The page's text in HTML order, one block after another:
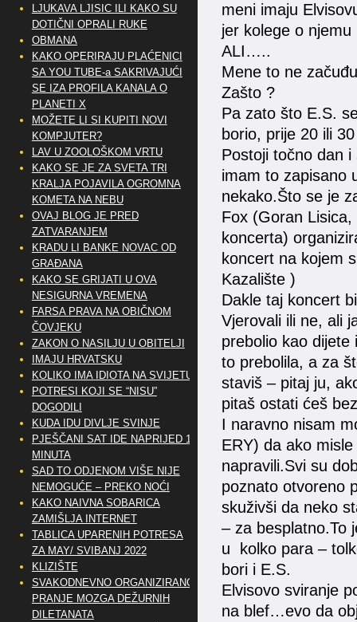
meni imaju
jer kolege o
ALI…..
Mene to ne
Zašto ?
Pa zato što E.S.
borio, prije 20 ili
Postoji točno dan
imam to zapisano
nekako.Što se je
Fox (Goran
koncerta)
koncert na kojem
Kazalište )
Dakle taj koncert
Vjerovali ili ne, ali
prebolio kao
to prebolila, a za
staviš – pitaj ju,
pitaš ostati ćeš
I naravno nisam
ERY) da ako
napravili.Svi su
poznato otvoreno
skuživši da neko
– za besplatno.To
u kolko para –
bori i E.S.
Elvisovo sviranje
na blef…evo da
LJUKAVA LJISIC ILI KAKO SU
DOTIČNI OPRALI RUKE
OBMANA
KAKO OPERIRAJU PLAĆENICI
SA YOU TUBE-a SAKRIVAJUĆI
SE IZA PROFILA KANALA O
PLANETI X
MOŽETE LI SI KUPITI NOVI
KOMPJUTER?
LAV U ZOOLOŠKOM VRTU
KAKO SE JE ZA SVETA TRI
KRALJA POJAVILA OGROMNA
KOMETA NA NEBU
OVAJ BLOG JE PRED
ZATVARANJEM
KRADU LI BANKE NOVAC OD
GRAĐANA
KAKO SE GRIJATI U OVA
NESIGURNA VREMENA
FARSA PRAVA NA OBIČNOM
ČOVJEKU
ZAKON O NASILJU U OBITELJI
IMAJU HRVATSKU
KOLIKO IMA IDIOTA NA SVIJETU?
POTRESI KOJI SE “NISU”
DOGODILI
KUDA IDU DIVLJE SVINJE
PJEŠČANI SAT IDE NAPRIJED 10
MINUTA
SAD TO ODJENOM VIŠE NIJE
NEMOGUĆE – PREKO NOĆI
KAKO NAIVNA SOBARICA
ZAMIŠLJA INTERNET
TABLICA UPARENIH POTRESA
ZA MAY/ SVIBANJ 2022
KLIZIŠTE
SVAKODNEVNO ORGANIZIRANO
PRANJE MOZGA DEŽURNIH
DILETANATA